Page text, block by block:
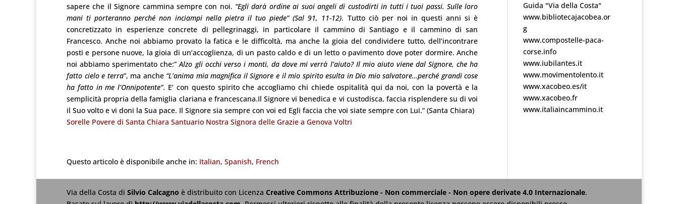
sapere che il Signore cammina sempre con noi. “Egli darà ordine ai suoi angeli di custodirti in tutti i tuoi passi. Sulle loro
mani ti porteranno perché non inciampi nella pietra il tuo piede” (Sal 91, 11-12). Tutto ciò per noi in questi anni si è
concretizzato in esperienze concrete di pellegrinaggi, in particolare il cammino di Santiago e il cammino di san
Francesco. Anche noi abbiamo provato la fatica e le difficoltà, ma anche la gioia del condividere tutto, dell’incontrare
posti e persone nuove, la gioia di un’accoglienza, di un pasto caldo e di un letto o pavimento dove poter dormire. Anche
noi abbiamo sperimentato che:”Alzo gli occhi verso i monti, da dove mi verrà l’aiuto? Il mio aiuto viene dal Signore, che ha
fatto cielo e terra”, ma anche “L’anima mia magnifica il Signore e il mio spirito esulta in Dio mio salvatore…perché grandi cose
ha fatto in me l’Onnipotente”. E’ con questo spirito che accogliamo chi chiede ospitalità qui da noi, con la povertà e la
semplicità propria della famiglia clariana e francescana.Il Signore vi benedica e vi custodisca, faccia risplendere su di voi
il Suo volto e vi doni la Sua pace. Il Signore sia sempre con voi ed Egli faccia che voi siate sempre con Lui.” (Santa Chiara)
Sorelle Povere di Santa Chiara Santuario Nostra Signora delle Grazie a Genova Voltri
Questo articolo è disponibile anche in: Italian Spanish French
Guida "Via della Costa"
www.bibliotecajacobea.or
g
www.compostelle-paca-
corse.info
www.iubilantes.it
www.movimentolento.it
www.xacobeo.es/it
www.xacobeo.fr
www.italiaincammino.it
Via della Costa di Silvio Calcagno è distribuito con Licenza Creative Commons Attribuzione - Non commerciale - Non opere derivate 4.0 Internazionale.